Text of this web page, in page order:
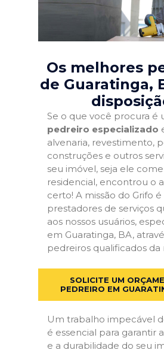
Os melhores
de Guaratinga,
Se o que você procura é
pedreiro especializado
alvenaria, revestimento,
construções e outros
seu imóvel, seja ele
residencial, encontrou o
certo! A missão do Grifo
prestadores de serviços
aos nossos usuários,
em Guaratinga, BA,
pedreiros qualificados da
SOLICITE UM
PEDREIRO EM
Um trabalho impecável
é essencial para garantir
e a durabilidade do seu